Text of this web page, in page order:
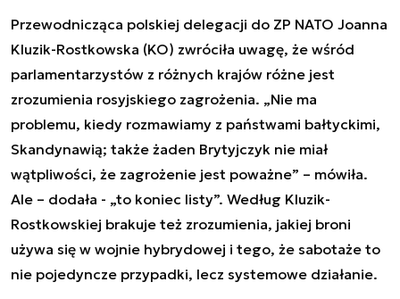
Przewodnicząca polskiej delegacji do ZP NATO Joanna
Kluzik-Rostkowska (KO) zwróciła uwagę, że wśród
parlamentarzystów z różnych krajów różne jest
zrozumienia rosyjskiego zagrożenia. „Nie ma
problemu, kiedy rozmawiamy z państwami bałtyckimi,
Skandynawią; także żaden Brytyjczyk nie miał
wątpliwości, że zagrożenie jest poważne” – mówiła.
Ale – dodała - „to koniec listy”. Według Kluzik-
Rostkowskiej brakuje też zrozumienia, jakiej broni
używa się w wojnie hybrydowej i tego, że sabotaże to
nie pojedyncze przypadki, lecz systemowe działanie.